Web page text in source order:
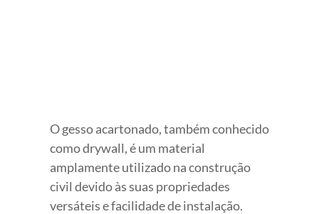
O gesso acartonado, também conhecido
como drywall, é um material
amplamente utilizado na construção
civil devido às suas propriedades
versáteis e facilidade de instalação.